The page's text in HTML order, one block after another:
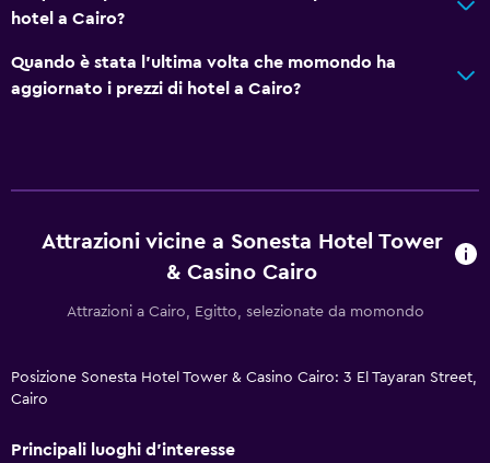
hotel a Cairo?
Quando è stata l'ultima volta che momondo ha
aggiornato i prezzi di hotel a Cairo?
Attrazioni vicine a Sonesta Hotel Tower
& Casino Cairo
Attrazioni a Cairo, Egitto, selezionate da momondo
Posizione Sonesta Hotel Tower & Casino Cairo: 3 El Tayaran Street,
Cairo
Principali luoghi d'interesse